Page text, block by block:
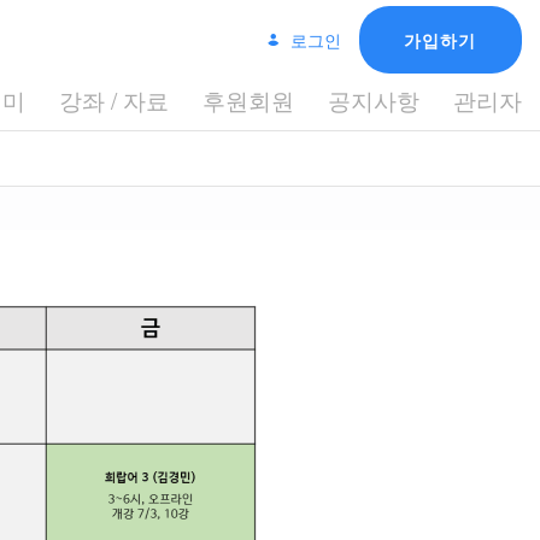
로그인 가입하기
강좌 / 자료 후원회원 공지사항 관리자